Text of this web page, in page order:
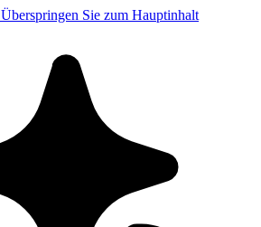
Sie zum Hauptinhalt